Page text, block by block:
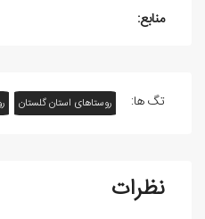
منابع:
تگ ها: روستاهای استان گلستان
نظرات